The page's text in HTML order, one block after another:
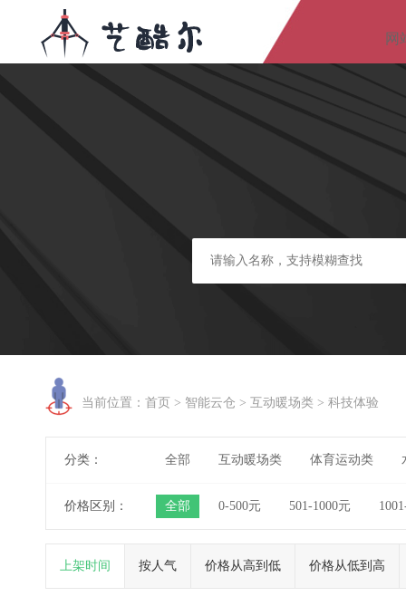
网
当前位置： 首页 > 智能云仓 > 互动暖场类 > 科技体验
分类： 全部 互动暖场类 体育运动类
价格区别： 全部 0-500元 501-1000元
上架时间 按人气 价格从高到低 价格从低到高